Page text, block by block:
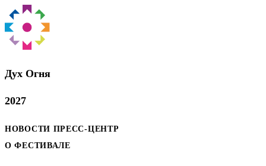
Дух Oгня
2027
НОВОСТИ ПРЕСС-ЦЕНТР
О ФЕСТИВАЛЕ